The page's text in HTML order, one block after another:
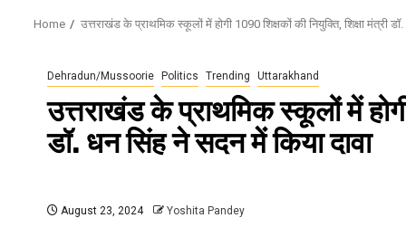
Home उत्तराखंड के प्राथमिक स्कूलों में होगी 1090 शिक्षकों की नियुक्ति, शिक्षा मंत्री
Dehradun/Mussoorie Politics Trending Uttarakhand
उत्तराखंड के प्राथमिक स्कूलों में
डॉ. धन सिंह ने सदन में किया दावा
August 23, 2024 Yoshita Pandey